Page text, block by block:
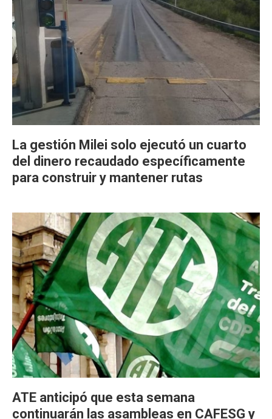
La gestión Milei solo ejecutó un cuarto
del dinero recaudado específicamente
para construir y mantener rutas
ATE anticipó que esta semana
continuarán las asambleas en CAFESG y